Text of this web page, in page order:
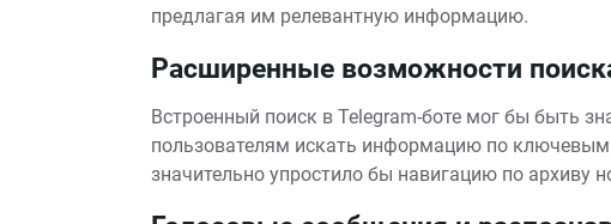
предлагая им релевантную информацию.
Расширенные возможности
Встроенный поиск в Telegram-боте мог бы быть
пользователям искать информацию по
значительно упростило бы навигацию по архиву